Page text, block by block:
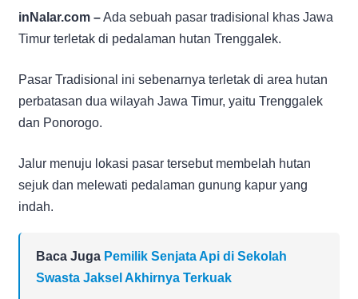
inNalar.com –Ada sebuah pasar tradisional khas Jawa
Timur terletak di pedalaman hutan Trenggalek.
Pasar Tradisional ini sebenarnya terletak di area hutan
perbatasan dua wilayah Jawa Timur, yaitu Trenggalek
dan Ponorogo.
Jalur menuju lokasi pasar tersebut membelah hutan
sejuk dan melewati pedalaman gunung kapur yang
indah.
Baca Juga Pemilik Senjata Api di Sekolah
Swasta Jaksel Akhirnya Terkuak